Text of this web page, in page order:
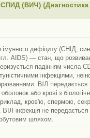
СПИД (ВИЧ)
дефіциту (СНІД,
AIDS) — стан, що
падінням числа
інфекціями,
ВІЛ
оболонок або крові з
кров'ю, спермою,
інфекція не
шляхом.